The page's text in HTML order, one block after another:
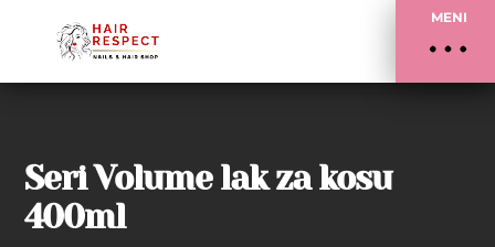
MENI
Seri Volume lak za kosu
400ml